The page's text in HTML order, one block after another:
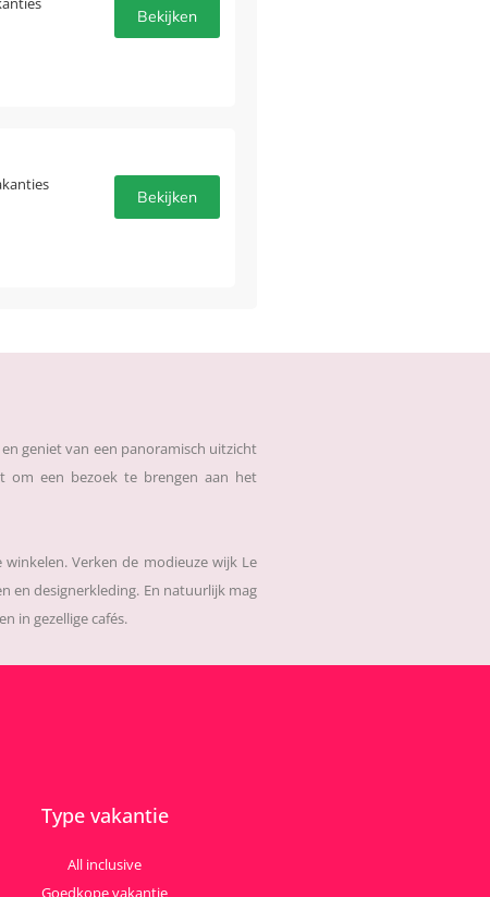
Bekijken
Bekijken
geniet van een panoramisch uitzicht
om een bezoek te brengen aan het
Verken de modieuze wijk Le
en designerkleding. En natuurlijk mag
in gezellige cafés.
Type vakantie
All inclusive
Goedkope vakantie